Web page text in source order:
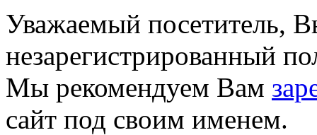
Уважаемый посетитель,
незарегистрированный
Мы рекомендуем Вам
сайт под своим именем.